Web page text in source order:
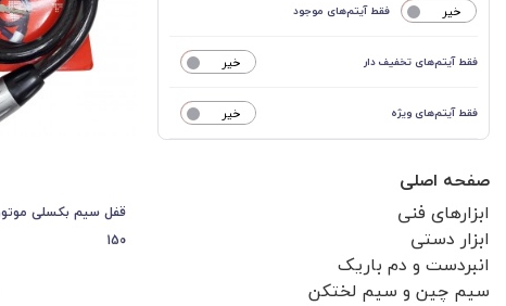
خیر فقط آیتم‌های موجود
خیر فقط آیتم‌های تخفیف دار
خیر فقط آیتم‌های ویژه
صفحه اصلی
ابزارهای فنی
ابزار دستی
انبردست و دم باریک
سیم چین و سیم لختکن
150